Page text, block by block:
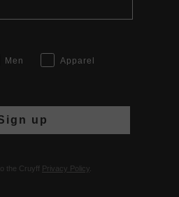
Men
Apparel
up
the Cruyff Privacy Policy